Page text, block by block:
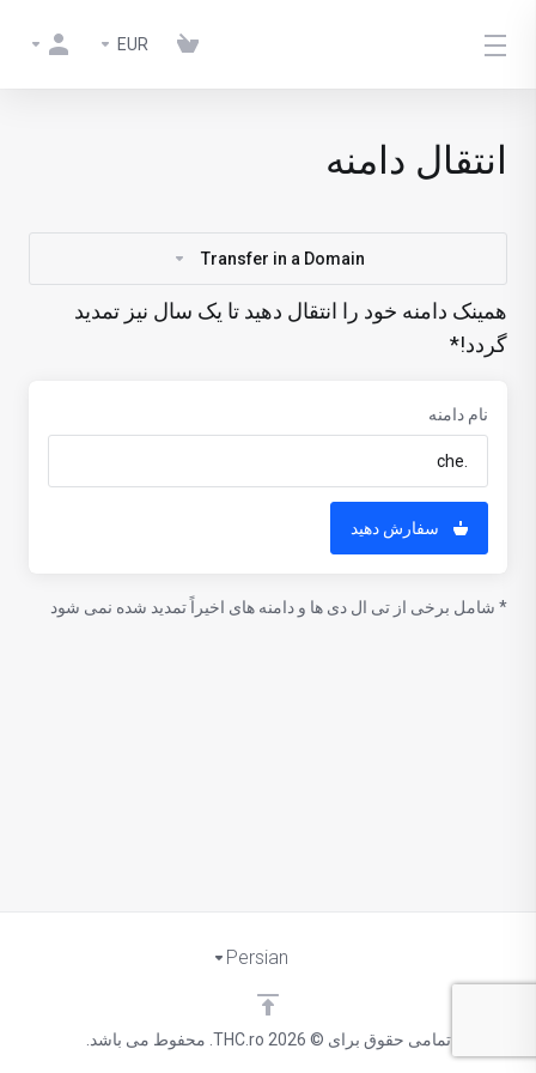
EUR
انتقال دامنه
Transfer in a Domain
همینک دامنه خود را انتقال دهید تا یک سال نیز تمدید
گردد!*
نام دامنه
سفارش دهید
* شامل برخی از تی ال دی ها و دامنه های اخیراً تمدید شده نمی شود
تمامی حقوق برای © 2026 THC.ro. محفوط می باشد.
Persian